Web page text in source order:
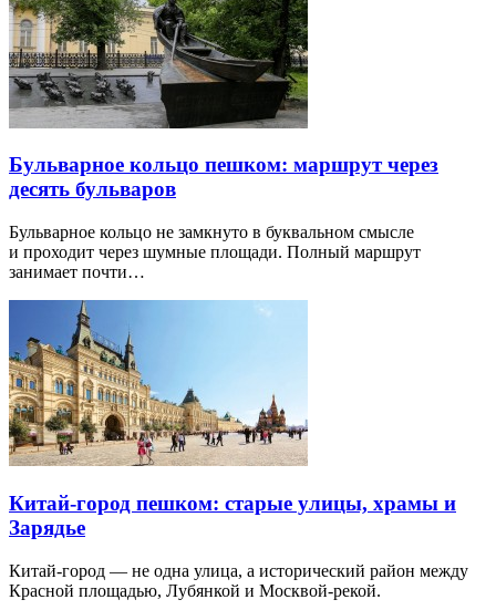
Бульварное кольцо пешком: маршрут через
десять бульваров
Бульварное кольцо не замкнуто в буквальном смысле
и проходит через шумные площади. Полный маршрут
занимает почти…
Китай-город пешком: старые улицы, храмы и
Зарядье
Китай-город — не одна улица, а исторический район между
Красной площадью, Лубянкой и Москвой-рекой.